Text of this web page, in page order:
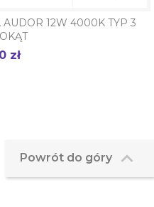
AUDOR 12W 4000K TYP 3
zł
Powrót do góry 